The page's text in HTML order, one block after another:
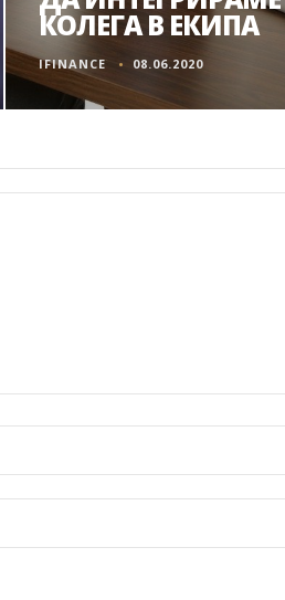
КОЛЕГА В ЕКИПА
IFINANCE 08.06.2020